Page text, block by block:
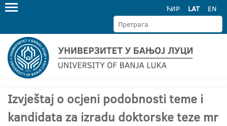
ЋИР LAT EN
Izvještaj o ocjeni podobnosti teme i
kandidata za izradu doktorske teze mr